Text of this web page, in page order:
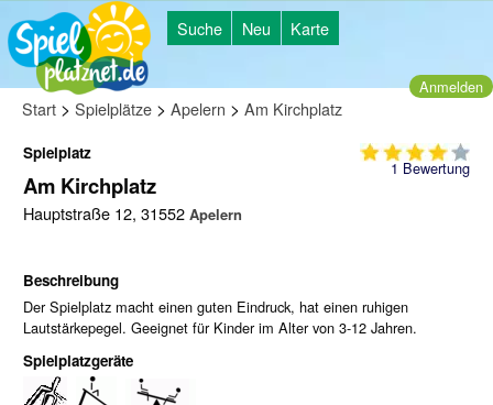
Suche Neu Karte
Anmelden
Start > Spielplätze > Apelern > Am Kirchplatz
1Bewertung
Spielplatz
Am Kirchplatz
Hauptstraße 12, 31552 Apelern
Beschreibung
Der Spielplatz macht einen guten Eindruck, hat einen ruhigen
Lautstärkepegel. Geeignet für Kinder im Alter von 3-12 Jahren.
Spielplatzgeräte